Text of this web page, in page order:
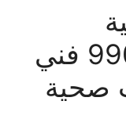
الصناعية 99009522 فني
صحية